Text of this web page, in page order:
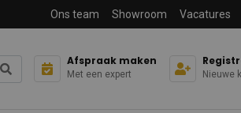
Ons team Showroom Vacatures
Afspraak maken
Met een expert Nieuwe